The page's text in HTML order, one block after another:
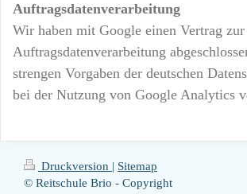
Auftragsdatenverarbeitung
Wir haben mit Google einen Vertrag zur
Auftragsdatenverarbeitung
strengen Vorgaben der deutschen
bei der Nutzung von Google Analytics
Druckversion | Sitemap
© Reitschule Brio - Copyright